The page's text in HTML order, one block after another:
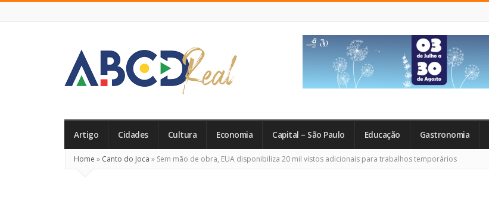
Real
Artigo Cidades Cultura Economia Capital – São Paulo Educação Gastronomia
Home » Canto do Joca » Sem mão de obra, EUA disponibiliza 20 mil vistos adicionais para trabalhos temporários